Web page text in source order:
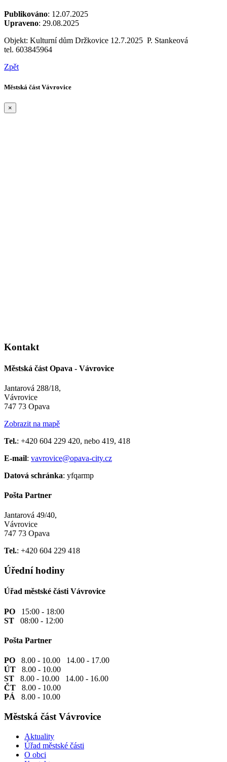
Publikováno: 12.07.2025
Upraveno: 29.08.2025
Objekt: Kulturní dům Držkovice 12.7.2025 P. Stankeová
tel. 603845964
Zpět
Městská část Vávrovice
×
Kontakt
Městská část Opava - Vávrovice
Jantarová 288/18,
Vávrovice
747 73 Opava
Zobrazit na mapě
Tel.: +420 604 229 420, nebo 419, 418
E-mail: vavrovice@opava-city.cz
Datová schránka: yfqarmp
Pošta Partner
Jantarová 49/40,
Vávrovice
747 73 Opava
Tel.: +420 604 229 418
Úřední hodiny
Úřad městské části Vávrovice
PO 15:00 - 18:00
ST 08:00 - 12:00
Pošta Partner
PO 8.00 - 10.00 14.00 - 17.00
ÚT 8.00 - 10.00
ST 8.00 - 10.00 14.00 - 16.00
ČT 8.00 - 10.00
PÁ 8.00 - 10.00
Městská část Vávrovice
Aktuality
Úřad městské části
O obci